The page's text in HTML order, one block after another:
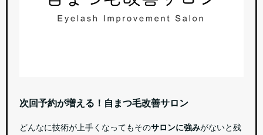
次回予約が増える！自まつ毛改善サロン
どんなに技術が上手くなってもそのサロンに強みがないと残